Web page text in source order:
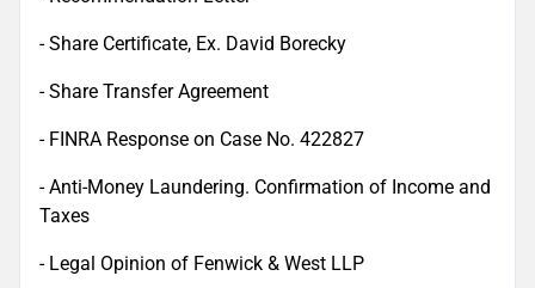
- Share Certificate, Ex. David Borecky
- Share Transfer Agreement
- FINRA Response on Case No. 422827
- Anti-Money Laundering. Confirmation of Income and
Taxes
- Legal Opinion of Fenwick & West LLP